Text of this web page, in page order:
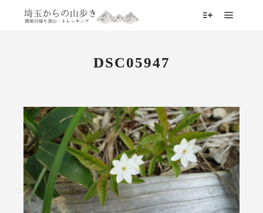
DSC05947